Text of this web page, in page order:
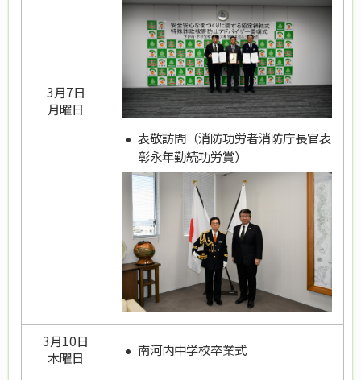
3月7日
月曜日
表敬訪問（消防功労者消防庁長官表
彰永年勤続功労賞）
3月10日
木曜日
南河内中学校卒業式